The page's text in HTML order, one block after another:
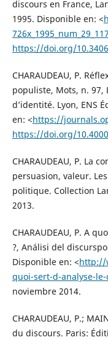
discours en France,
1995. Disponible en: <
https://doi.org/
CHARAUDEAU, P.
populiste, Mots, n.
d’identité. Lyon, ENS
en: <https://
https://doi.org/
CHARAUDEAU, P. La
persuasion, valeur.
politique. Collection
2013.
CHARAUDEAU, P. A
?, Análisi del
Disponible en: <http://
quoi-sert-d-analyse-
noviembre 2014.
CHARAUDEAU, P.;
du discours. Paris: